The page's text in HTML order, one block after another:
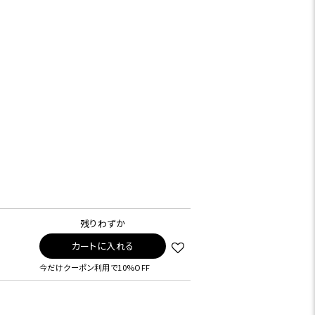
残りわずか
カートに入れる
今だけクーポン利用で10%OFF